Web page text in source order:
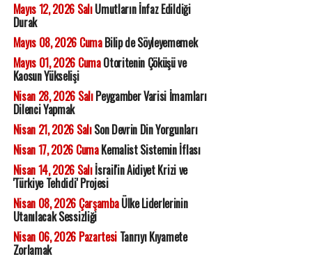
Mayıs 12, 2026 SalıUmutların İnfaz Edildiği
Durak
Mayıs 08, 2026 CumaBilip de Söyleyememek
Mayıs 01, 2026 CumaOtoritenin Çöküşü ve
Kaosun Yükselişi
Nisan 28, 2026 SalıPeygamber Varisi İmamları
Dilenci Yapmak
Nisan 21, 2026 SalıSon Devrin Din Yorgunları
Nisan 17, 2026 CumaKemalist Sistemin İflası
Nisan 14, 2026 Salıİsrail'in Aidiyet Krizi ve
'Türkiye Tehdidi' Projesi
Nisan 08, 2026 ÇarşambaÜlke Liderlerinin
Utanılacak Sessizliği
Nisan 06, 2026 PazartesiTanrıyı Kıyamete
Zorlamak